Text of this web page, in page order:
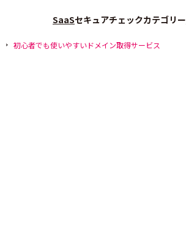
SaaSセキュアチェックカテゴリー
初心者でも使いやすいドメイン取得サービス